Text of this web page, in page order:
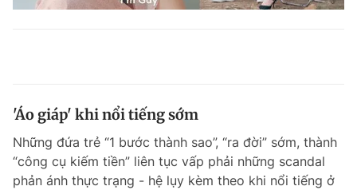
'Áo giáp' khi nổi tiếng sớm
Những đứa trẻ “1 bước thành sao”, “ra đời” sớm, thành
“công cụ kiếm tiền” liên tục vấp phải những scandal
phản ánh thực trạng - hệ lụy kèm theo khi nổi tiếng ở